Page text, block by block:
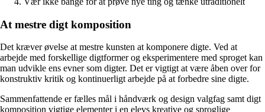
At mestre digt komposition
Det kræver øvelse at mestre kunsten at komponere digte. Ved at
arbejde med forskellige digtformer og eksperimentere med sproget kan
man udvikle ens evner som digter. Det er vigtigt at være åben over for
konstruktiv kritik og kontinuerligt arbejde på at forbedre sine digte.
Sammenfattende er fælles mål i håndværk og design valgfag samt digt
komposition vigtige elementer i en elevs kreative og sproglige